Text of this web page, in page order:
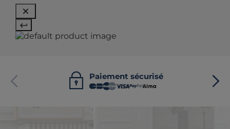
Paiement sécurisé